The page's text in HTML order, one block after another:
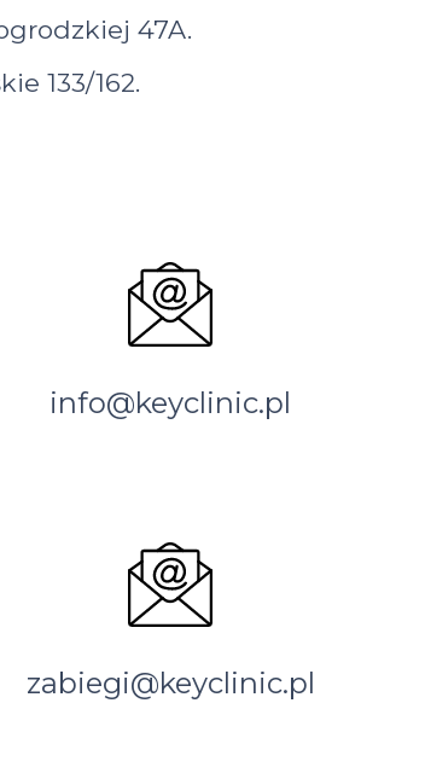
47A.
133/162.
info@keyclinic.pl
zabiegi@keyclinic.pl